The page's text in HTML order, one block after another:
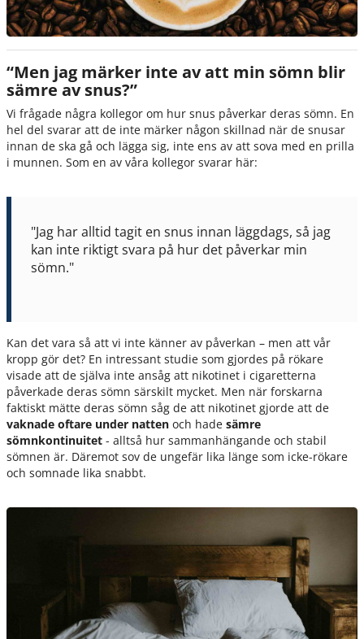
“Men jag märker inte av att min sömn blir
sämre av snus?”
Vi frågade några kollegor om hur snus påverkar deras sömn. En
hel del svarar att de inte märker någon skillnad när de snusar
innan de ska gå och lägga sig, inte ens av att sova med en prilla
i munnen. Som en av våra kollegor svarar här:
"Jag har alltid tagit en snus innan läggdags, så jag
kan inte riktigt svara på hur det påverkar min
sömn."
Kan det vara så att vi inte känner av påverkan – men att vår
kropp gör det? En intressant studie som gjordes på rökare
visade att de själva inte ansåg att nikotinet i cigaretterna
påverkade deras sömn särskilt mycket. Men när forskarna
faktiskt mätte deras sömn såg de att nikotinet gjorde att de
vaknade oftare under natten och hade sämre
sömnkontinuitet - alltså hur sammanhängande och stabil
sömnen är. Däremot sov de ungefär lika länge som icke-rökare
och somnade lika snabbt.